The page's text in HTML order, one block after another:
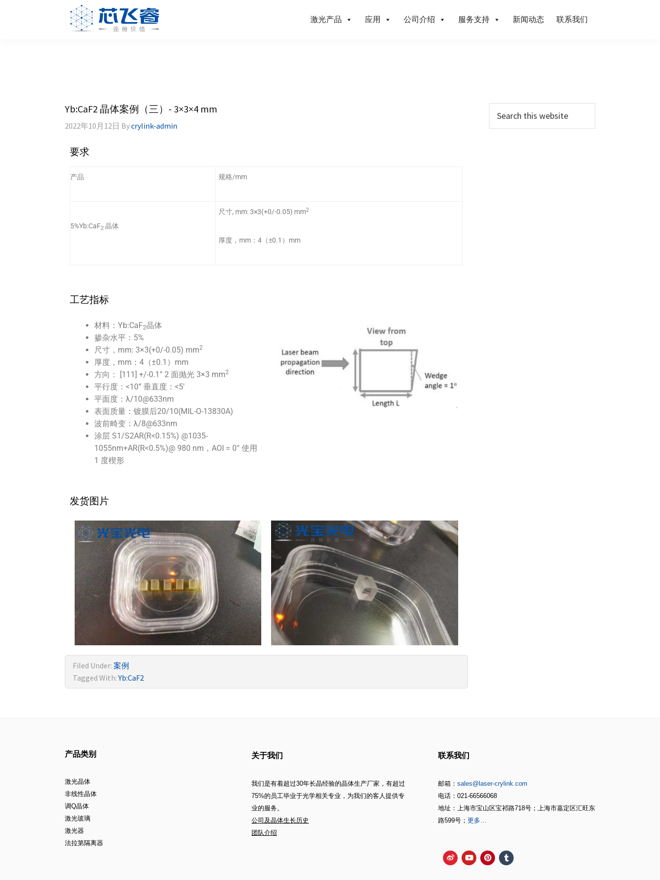
性
晶
调
晶
器
激光产品 应用 公司介绍 服务支持 新闻动态 联系我们
Yb:CaF2 晶体案例（三）- 3×3×4 mm
2022年10月12日 Bycrylink-admin
要求
产品 规格/mm
5%Yb:CaF2 晶体
尺寸, mm: 3×3(+0/-0.05) mm2
厚度，mm：4（±0.1）mm
工艺指标
材料：Yb:CaF2晶体
掺杂水平：5%
尺寸，mm: 3×3(+0/-0.05) mm2
厚度，mm：4（±0.1）mm
方向： [111] +/-0.1° 2 面抛光 3×3 mm2
平行度：<10” 垂直度：<5′
平面度：λ/10@633nm
表面质量：镀膜后20/10(MIL-O-13830A)
波前畸变：λ/8@633nm
涂层 S1/S2AR(R<0.15%) @1035-
1055nm+AR(R<0.5%)@ 980 nm，AOI = 0° 使用
1 度楔形
发货图片
Filed Under: 案例
Tagged With:Yb:CaF2
产品类别
激光晶体
非线性晶体
调Q晶体
激光玻璃
激光器
法拉第隔离器
关于我们
我们是有着超过30年长晶经验的晶体生产厂家，有超过
75%的员工毕业于光学相关专业，为我们的客人提供专
业的服务。
公司及晶体生长历史
团队介绍
联系我们
邮箱： sales@laser-crylink.com
电话：021-66566068
地址：上海市宝山区宝祁路718号；上海市嘉定区汇旺东
路599号； 更多…